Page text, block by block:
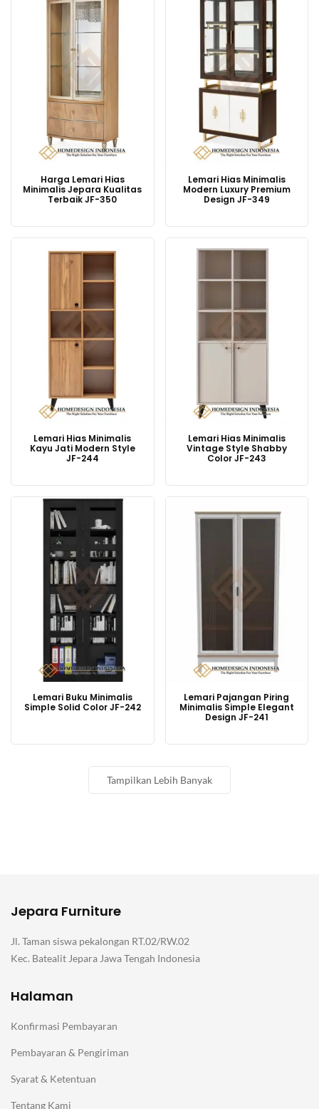
Harga Lemari Hias
Minimalis Jepara Kualitas
Terbaik JF-350
Lemari Hias Minimalis
Modern Luxury Premium
Design JF-349
Lemari Hias Minimalis
Kayu Jati Modern Style
JF-244
Lemari Hias Minimalis
Vintage Style Shabby
Color JF-243
Lemari Buku Minimalis
Simple Solid Color JF-242
Lemari Pajangan Piring
Minimalis Simple Elegant
Design JF-241
Tampilkan Lebih Banyak
Jepara Furniture
Jl. Taman siswa pekalongan RT.02/RW.02
Kec. Batealit Jepara Jawa Tengah Indonesia
Halaman
Konfirmasi Pembayaran
Pembayaran & Pengiriman
Syarat & Ketentuan
Tentang Kami